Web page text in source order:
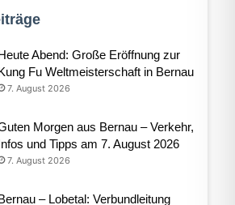
Abend: Große Eröffnung zur
Fu Weltmeisterschaft in Bernau
7. August 2026
Morgen aus Bernau – Verkehr,
und Tipps am 7. August 2026
7. August 2026
– Lobetal: Verbundleitung